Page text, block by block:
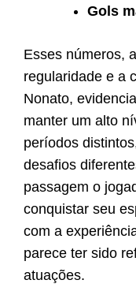
Gols
Esses números,
regularidade e a
Nonato,
manter um alto
períodos
desafios
passagem o
conquistar seu
com a
parece ter sido
atuações.